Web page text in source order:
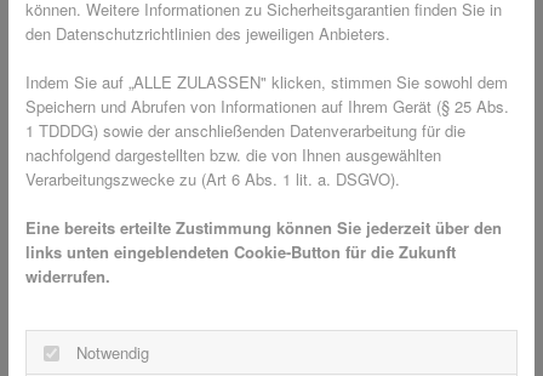
können. Diese eignen sich auch, wenn eine Bohrung in den
Fensterrahmen nicht gewünscht ist oder sich nicht zugetraut
Mietwohnungen. Hierbei ist weder kleben noch bohren
notwendig, sie sind extrem langlebig, sind kompatibel mit
Rollläden und hinterlassen keinerlei Spuren. Sogar für Türen
und Dachfenster gibt es praktische Lösungen, die
Für mehr Details und eine komponente Beratung
kontaktieren Sie am Besten unseren hilfsbereiten
können. Weitere Informationen zu Sicherheitsgarantien finden Sie in
den Datenschutzrichtlinien des jeweiligen Anbieters.
Indem Sie auf „ALLE ZULASSEN" klicken, stimmen Sie sowohl dem
Speichern und Abrufen von Informationen auf Ihrem Gerät (§ 25 Abs.
1 TDDDG) sowie der anschließenden Datenverarbeitung für die
nachfolgend dargestellten bzw. die von Ihnen ausgewählten
Verarbeitungszwecke zu (Art 6 Abs. 1 lit. a. DSGVO).
Eine bereits erteilte Zustimmung können Sie jederzeit über den
links unten eingeblendeten Cookie-Button für die Zukunft
widerrufen.
Notwendig